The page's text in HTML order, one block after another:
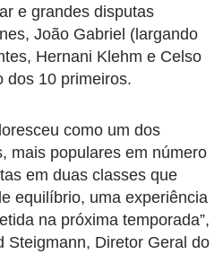
e grandes disputas
João Gabriel (largando
Hernani Klehm e Celso
dos 10 primeiros.
como um dos
mais populares em número
em duas classes que
equilíbrio, uma experiência
na próxima temporada”,
Steigmann, Diretor Geral do